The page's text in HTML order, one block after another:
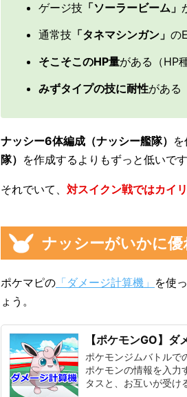
ゲージ技 「ソーラービーム」
通常技 「タネマシンガン」 の
そこそこのHP量がある（HP
みずタイプの技に耐性がある
ナッシー6体編成（ナッシー艦隊）
隊） を作成するよりもずっと低いです
それでいて、 対スイクン戦ではカイ
ナッシーがいかに優
ポケマピの 「ダメージ計算機」 を使
ょう。
【ポケモンGO】ダ
ポケモンジムバトルで
ポケモンの情報を入力
タスと、お互いが受け